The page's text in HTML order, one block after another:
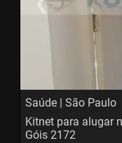
Saúde | São Paulo
Kitnet para alugar
Góis 2172